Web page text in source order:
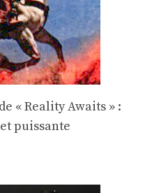
« Reality Awaits » :
puissante